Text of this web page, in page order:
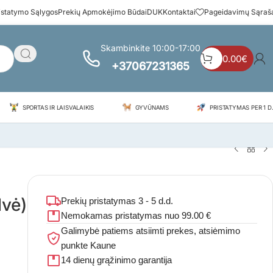
SąlygosPrekių Apmokėjimo BūdaiDUKKontaktai Pageidavimų
Skambinkite 10:00-17:00
+37067231365
0.00€
SPORTAS IR LAISVALAIKIS GYVŪNAMS PRISTATYMAS PER 1
Prekių pristatymas 3 - 5 d.d.
Nemokamas pristatymas nuo 99.00 €
Galimybė patiems atsiimti prekes, atsiėmimo
punkte Kaune
14 dienų grąžinimo garantija